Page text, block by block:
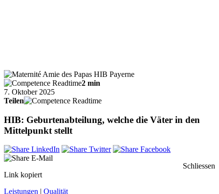
2 min
7. Oktober 2025
Teilen
HIB: Geburtenabteilung, welche die Väter in den
Mittelpunkt stellt
Link kopiert
Schliessen
Leistungen | Qualität